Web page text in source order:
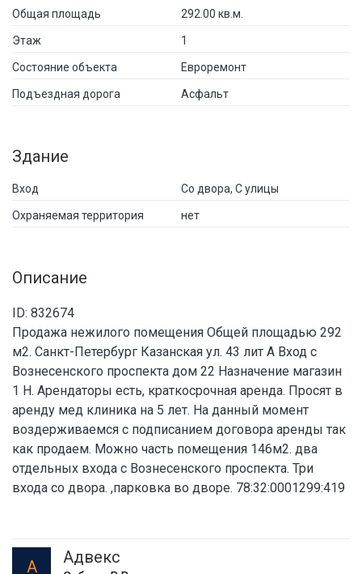
Общая площадь 292.00 кв.м.
Этаж 1
Состояние объекта Евроремонт
Подъездная дорога Асфальт
Здание
Вход Со двора, С улицы
Охраняемая территория нет
Описание
ID: 832674
Продажа нежилого помещения Общей площадью 292
м2. Санкт-Петербург Казанская ул. 43 лит А Вход с
Вознесенского проспекта дом 22 Назначение магазин
1 Н. Арендаторы есть, краткосрочная аренда. Просят в
аренду мед клиника на 5 лет. На данный момент
воздерживаемся с подписанием договора аренды так
как продаем. Можно часть помещения 146м2. два
отдельных входа с Вознесенского проспекта. Три
входа со двора. ,парковка во дворе. 78:32:0001299:419
А Адвекс